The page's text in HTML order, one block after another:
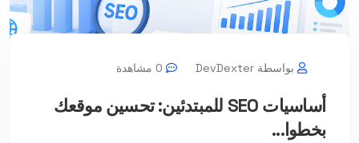
بواسطة DevDexter
أساسيات SEO للمبتدئين: تحسين موقعك
بخطوا...